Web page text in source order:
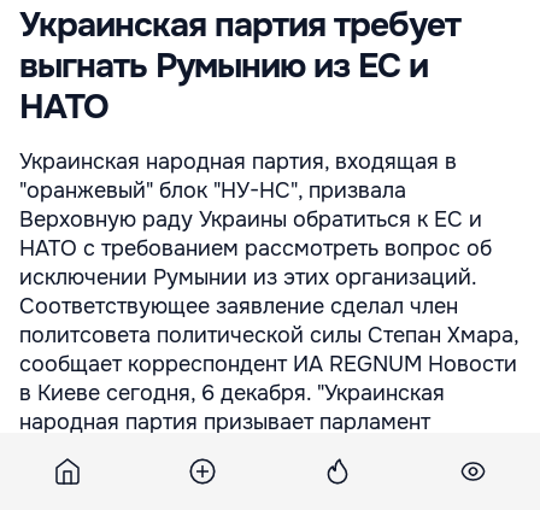
Украинская партия требует
выгнать Румынию из ЕС и
НАТО
Украинская народная партия, входящая в
"оранжевый" блок "НУ-НС", призвала
Верховную раду Украины обратиться к ЕС и
НАТО с требованием рассмотреть вопрос об
исключении Румынии из этих организаций.
Соответствующее заявление сделал член
политсовета политической силы Степан Хмара,
сообщает корреспондент ИА REGNUM Новости
в Киеве сегодня, 6 декабря. "Украинская
народная партия призывает парламент
требованием приостановить членство Румынии